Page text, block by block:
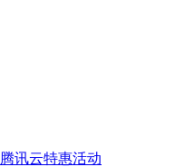
腾讯云特惠活动